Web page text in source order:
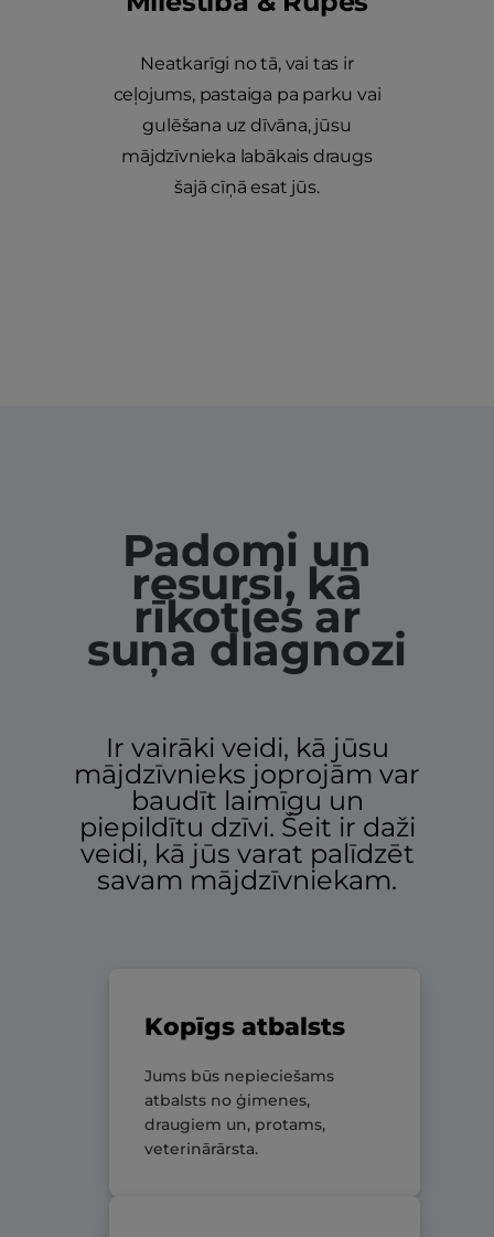
Neatkarīgi no tā, vai tas ir
ceļojums, pastaiga pa parku vai
gulēšana uz dīvāna, jūsu
mājdzīvnieka labākais draugs
šajā cīņā esat jūs.
Padomi un
resursi, kā
rīkoties ar
suņa diagnozi
Ir vairāki veidi, kā jūsu
mājdzīvnieks joprojām var
baudīt laimīgu un
piepildītu dzīvi. Šeit ir daži
veidi, kā jūs varat palīdzēt
savam mājdzīvniekam.
Kopīgs atbalsts
Jums būs nepieciešams
atbalsts no ģimenes,
draugiem un, protams,
veterinārārsta.